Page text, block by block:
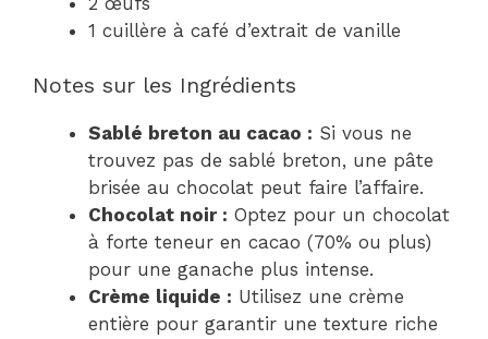
1 cuillère à café d’extrait de vanille
Notes sur les Ingrédients
Sablé breton au cacao : Si vous ne
trouvez pas de sablé breton, une pâte
brisée au chocolat peut faire l’affaire.
Chocolat noir : Optez pour un chocolat
à forte teneur en cacao (70% ou plus)
pour une ganache plus intense.
Crème liquide : Utilisez une crème
entière pour garantir une texture riche